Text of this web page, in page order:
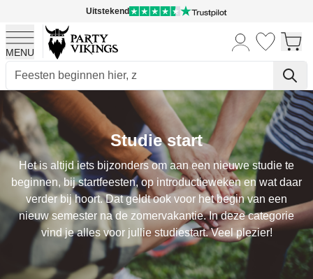
Uitstekend
MENU
Ga naar de inhoud
Studie start
Het is altijd iets bijzonders om aan een nieuwe studie te
beginnen, bij startfeesten, op introductieweken en wat daar
verder bij hoort. Dat geldt ook voor het begin van een
nieuw semester na de zomervakantie. In deze categorie
vind je alles voor jullie studiestart. Veel plezier!